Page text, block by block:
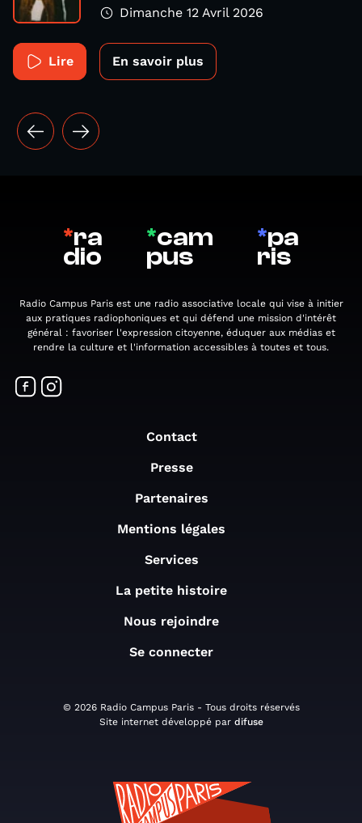
Dimanche 12 Avril 2026
Lire En savoir plus
*ra
dio
*cam
pus
*pa
ris
Radio Campus Paris est une radio associative locale qui vise à initier
aux pratiques radiophoniques et qui défend une mission d'intérêt
général : favoriser l'expression citoyenne, éduquer aux médias et
rendre la culture et l'information accessibles à toutes et tous.
Contact
Presse
Partenaires
Mentions légales
Services
La petite histoire
Nous rejoindre
Se connecter
© 2026 Radio Campus Paris - Tous droits réservés
Site internet développé par difuse